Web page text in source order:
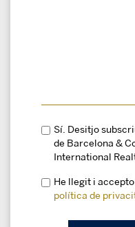
Sí. Desitjo
de Barcelona &
International
He llegit i
política de